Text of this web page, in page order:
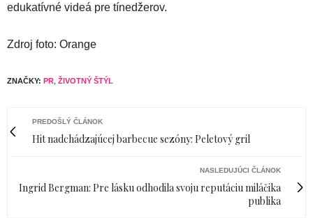
edukatívné videá pre tínedžerov.
Zdroj foto: Orange
ZNAČKY: PR ŽIVOTNÝ ŠTÝL
PREDOŠLÝ ČLÁNOK
Hit nadchádzajúcej barbecue sezóny: Peletový gril
NASLEDUJÚCI ČLÁNOK
Ingrid Bergman: Pre lásku odhodila svoju reputáciu miláčika
publika